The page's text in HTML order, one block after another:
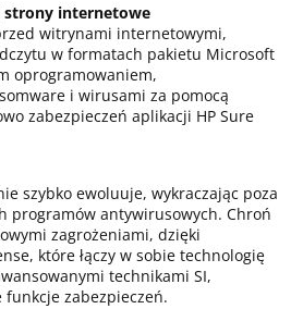
strony internetowe
witrynami internetowymi,
w formatach pakietu Microsoft
oprogramowaniem,
i wirusami za pomocą
zabezpieczeń aplikacji HP Sure
szybko ewoluuje, wykraczając poza
programów antywirusowych. Chroń
zagrożeniami, dzięki
które łączy w sobie technologię
technikami SI,
zabezpieczeń.